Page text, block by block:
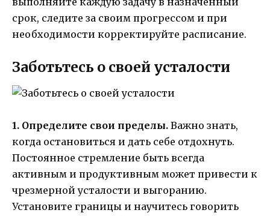
срок, следите за своим прогрессом и при
необходимости корректируйте расписание.
Заботьтесь о своей усталости
1. Определите свои пределы. Важно знать,
когда остановиться и дать себе отдохнуть.
Постоянное стремление быть всегда
активным и продуктивным может привести к
чрезмерной усталости и выгоранию.
Установите границы и научитесь говорить